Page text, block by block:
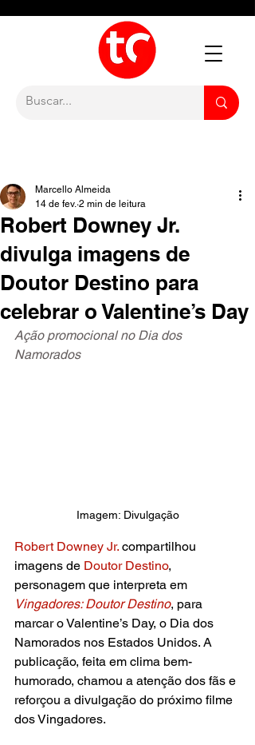
Robert Downey Jr.
divulga imagens de
Doutor Destino para
celebrar o Valentine’s Day
Marcello Almeida
14 de fev. 2 min de leitura
Ação promocional no Dia dos
Namorados
Imagem: Divulgação
Robert Downey Jr. compartilhou
imagens de Doutor Destino,
personagem que interpreta em
Vingadores: Doutor Destino, para
marcar o Valentine’s Day, o Dia dos
Namorados nos Estados Unidos. A
publicação, feita em clima bem-
humorado, chamou a atenção dos fãs e
reforçou a divulgação do próximo filme
dos Vingadores.